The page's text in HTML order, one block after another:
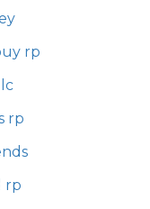
rp
rp
rp